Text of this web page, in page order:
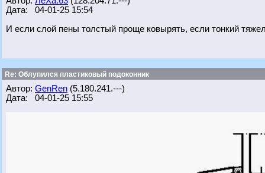
Дата: 04-01-25 15:54
И если слой пены толстый проще ковырять, если тонкий
Re: Облупился пластиковый подоконник
Автор: GenRen (5.180.241.---)
Дата: 04-01-25 15:55